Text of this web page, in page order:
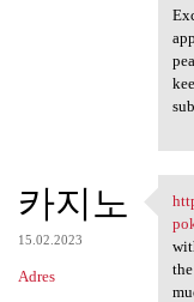
카지노
15.02.2023
Adres